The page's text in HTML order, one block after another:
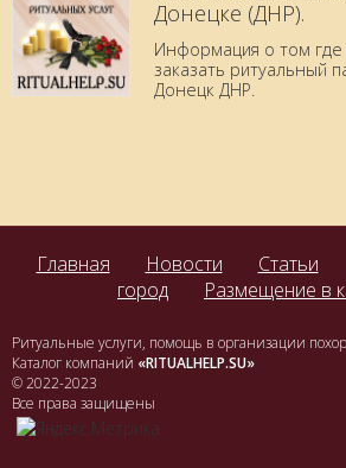
Донецке (ДНР).
Информация о том где
заказать ритуальный
Донецк ДНР.
Главная Новости Статьи
город
Размещение в
Ритуальные услуги, помощь в организации
Каталог компаний «RITUALHELP.SU»
© 2022-2023
Все права защищены